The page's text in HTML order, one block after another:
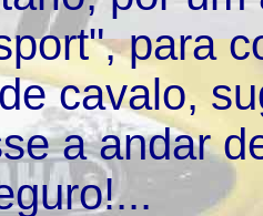
para
cavalo,
a andar